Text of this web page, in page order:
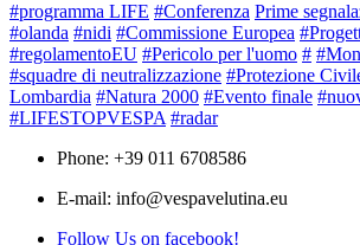
#programma LIFE #Conferenza Prime
#olanda #nidi #Commissione Europea
#regolamentoEU #Pericolo per l'uomo #
#squadre di neutralizzazione #Protezione
Lombardia #Natura 2000 #Evento finale
#LIFESTOPVESPA #radar
Phone: +39 011 6708586
E-mail: info@vespavelutina.eu
Follow Us on facebook!